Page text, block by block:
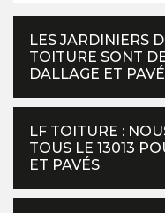
LES JARDINIERS
TOITURE SONT
DALLAGE ET
LF TOITURE :
TOUS LE 13013
ET PAVÉS